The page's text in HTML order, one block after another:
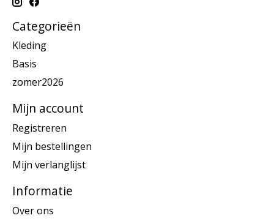
Categorieën
Kleding
Basis
zomer2026
Mijn account
Registreren
Mijn bestellingen
Mijn verlanglijst
Informatie
Over ons